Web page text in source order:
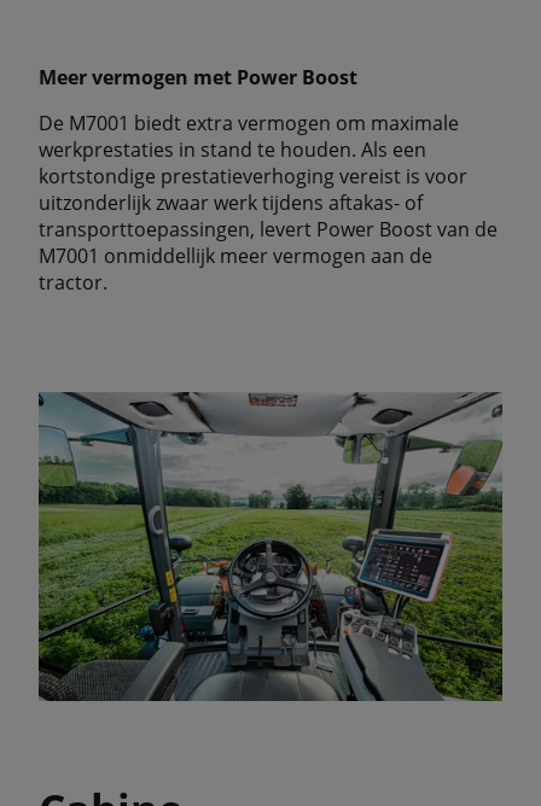
Meer vermogen met Power Boost
De M7001 biedt extra vermogen om maximale
werkprestaties in stand te houden. Als een
kortstondige prestatieverhoging vereist is voor
uitzonderlijk zwaar werk tijdens aftakas- of
transporttoepassingen, levert Power Boost van de
M7001 onmiddellijk meer vermogen aan de
tractor.